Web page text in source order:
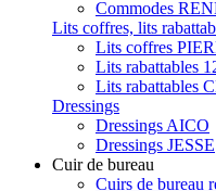
Commodes
Lits coffres, lits
Lits coffres
Lits rabattables
Lits rabattables
Dressings
Dressings AICO
Dressings JESSE
Cuir de bureau
Cuirs de bureau